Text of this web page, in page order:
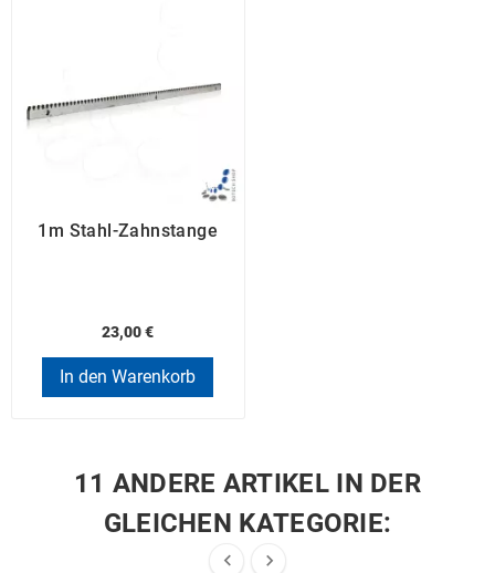
1m Stahl-Zahnstange
23,00 €
In den Warenkorb
11 ANDERE ARTIKEL IN DER
GLEICHEN KATEGORIE:
 